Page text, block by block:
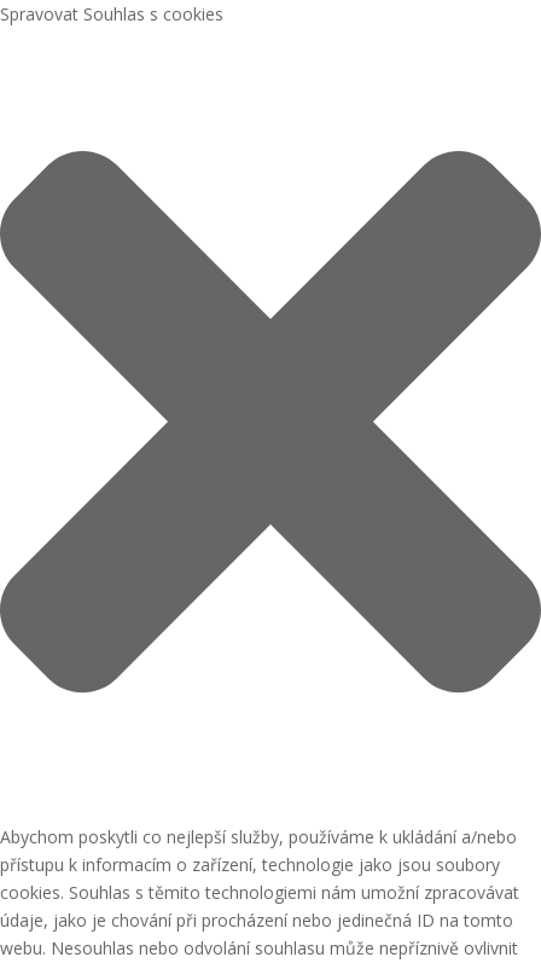
Spravovat Souhlas s cookies
Abychom poskytli co nejlepší služby, používáme k ukládání a/nebo
přístupu k informacím o zařízení, technologie jako jsou soubory
cookies. Souhlas s těmito technologiemi nám umožní zpracovávat
údaje, jako je chování při procházení nebo jedinečná ID na tomto
webu. Nesouhlas nebo odvolání souhlasu může nepříznivě ovlivnit